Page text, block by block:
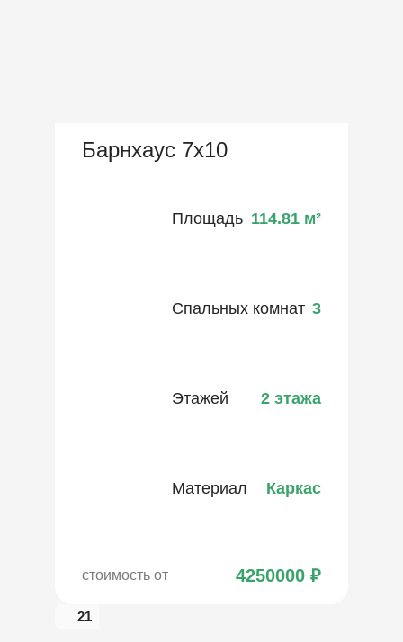
Барнхаус 7х10
Площадь 114.81 м²
Спальных комнат 3
Этажей 2 этажа
Материал Каркас
стоимость от 4250000 ₽
21